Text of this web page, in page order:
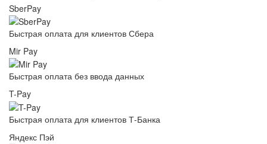
SberPay
Быстрая оплата для клиентов Сбера
Mir Pay
Быстрая оплата без ввода данных
T-Pay
Быстрая оплата для клиентов Т-Банка
Яндекс Пэй